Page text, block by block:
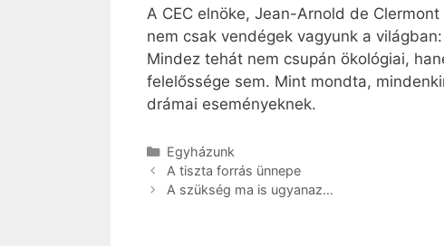
A CEC elnöke, Jean-Arnold de
nem csak vendégek vagyunk a
Mindez tehát nem csupán ökológiai,
felelőssége sem. Mint mondta,
drámai eseményeknek.
Kategória
Egyházunk
A tiszta forrás ünnepe
A szükség ma is ugyanaz…